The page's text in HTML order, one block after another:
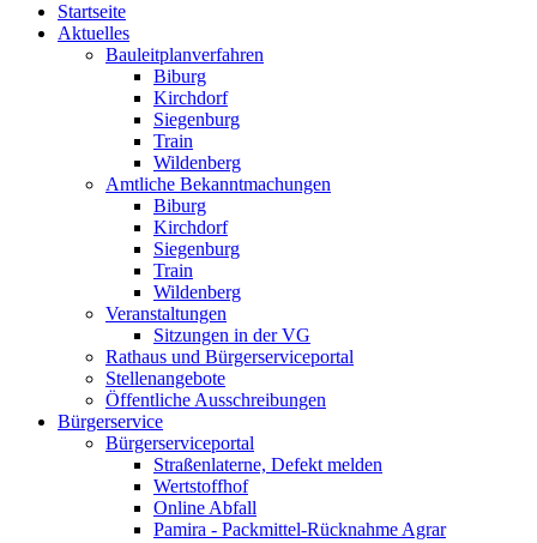
Startseite
Aktuelles
Bauleitplanverfahren
Biburg
Kirchdorf
Siegenburg
Train
Wildenberg
Amtliche Bekanntmachungen
Biburg
Kirchdorf
Siegenburg
Train
Wildenberg
Veranstaltungen
Sitzungen in der VG
Rathaus und Bürgerserviceportal
Stellenangebote
Öffentliche Ausschreibungen
Bürgerservice
Bürgerserviceportal
Straßenlaterne, Defekt melden
Wertstoffhof
Online Abfall
Pamira - Packmittel-Rücknahme Agrar